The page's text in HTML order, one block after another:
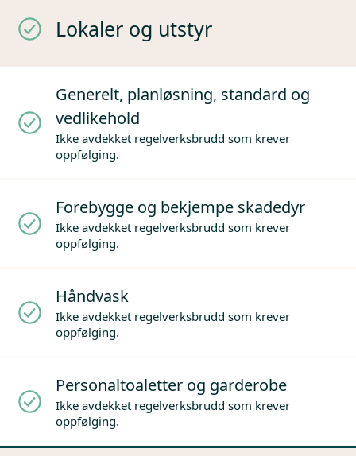
Lokaler og utstyr
Generelt, planløsning, standard og
vedlikehold
Ikke avdekket regelverksbrudd som krever
oppfølging.
Forebygge og bekjempe skadedyr
Ikke avdekket regelverksbrudd som krever
oppfølging.
Håndvask
Ikke avdekket regelverksbrudd som krever
oppfølging.
Personaltoaletter og garderobe
Ikke avdekket regelverksbrudd som krever
oppfølging.